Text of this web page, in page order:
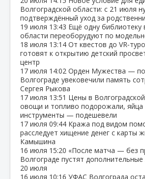
Волгоградской области: с 21 июля
подтверждённый уход за
19 июля 13:43 Ещё одну библиотеку
области переоборудуют по
18 июля 13:14 От квестов до
готовят к открытию детский
центр
17 июля 14:02 Орден Мужества —
Волгограде увековечили память
Сергея Рыкова
17 июля 13:51 Цены в
овощи и топливо подорожали, яйца
инструменты — подешевели
17 июля 09:44 Кража под видом
расследует хищение денег с карты
Камышина
16 июля 15:20 «После матча — без
Волгограде пустят дополнительные
20 июля
16 июля 10:16 УФАС Волгограда